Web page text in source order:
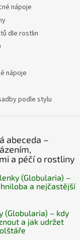
nápoje
dle rostlin
nápoje
podle stylu
abeceda –
a péčí o rostliny
(Globularia) –
a nejčastější
(Globularia) – kdy
a jak udržet